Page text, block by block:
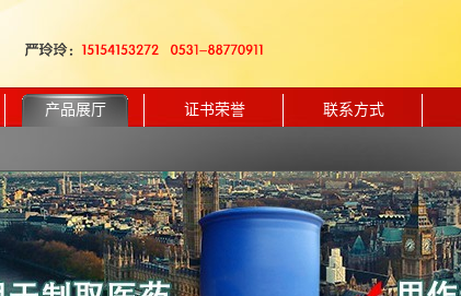
产品展厅 证书荣誉 联系方式